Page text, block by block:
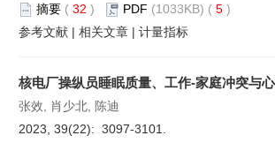
摘要 ( 32 ) PDF (1033KB) ( 5 )
参考文献 | 相关文章 | 计量指标
核电厂操纵员睡眠质量、工作-家庭冲突与
张效, 肖少北, 陈迪
2023, 39(22): 3097-3101.